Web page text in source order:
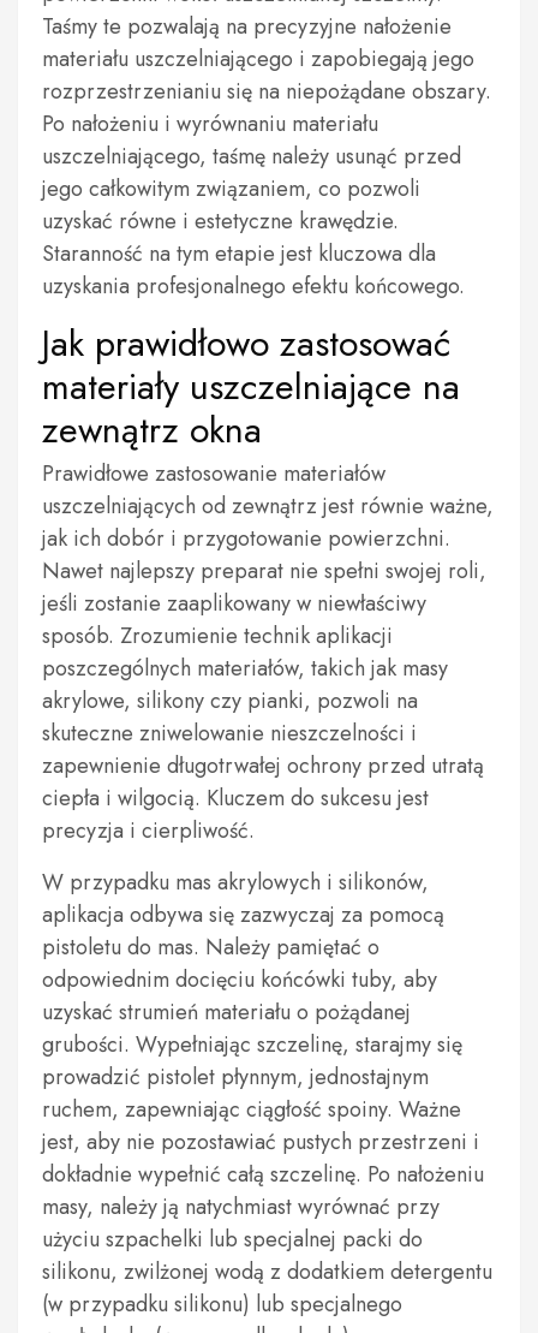
Taśmy te pozwalają na precyzyjne nałożenie
materiału uszczelniającego i zapobiegają jego
rozprzestrzenianiu się na niepożądane obszary.
Po nałożeniu i wyrównaniu materiału
uszczelniającego, taśmę należy usunąć przed
jego całkowitym związaniem, co pozwoli
uzyskać równe i estetyczne krawędzie.
Staranność na tym etapie jest kluczowa dla
uzyskania profesjonalnego efektu końcowego.
Jak prawidłowo zastosować
materiały uszczelniające na
zewnątrz okna
Prawidłowe zastosowanie materiałów
uszczelniających od zewnątrz jest równie ważne,
jak ich dobór i przygotowanie powierzchni.
Nawet najlepszy preparat nie spełni swojej roli,
jeśli zostanie zaaplikowany w niewłaściwy
sposób. Zrozumienie technik aplikacji
poszczególnych materiałów, takich jak masy
akrylowe, silikony czy pianki, pozwoli na
skuteczne zniwelowanie nieszczelności i
zapewnienie długotrwałej ochrony przed utratą
ciepła i wilgocią. Kluczem do sukcesu jest
precyzja i cierpliwość.
W przypadku mas akrylowych i silikonów,
aplikacja odbywa się zazwyczaj za pomocą
pistoletu do mas. Należy pamiętać o
odpowiednim docięciu końcówki tuby, aby
uzyskać strumień materiału o pożądanej
grubości. Wypełniając szczelinę, starajmy się
prowadzić pistolet płynnym, jednostajnym
ruchem, zapewniając ciągłość spoiny. Ważne
jest, aby nie pozostawiać pustych przestrzeni i
dokładnie wypełnić całą szczelinę. Po nałożeniu
masy, należy ją natychmiast wyrównać przy
użyciu szpachelki lub specjalnej packi do
silikonu, zwilżonej wodą z dodatkiem detergentu
(w przypadku silikonu) lub specjalnego